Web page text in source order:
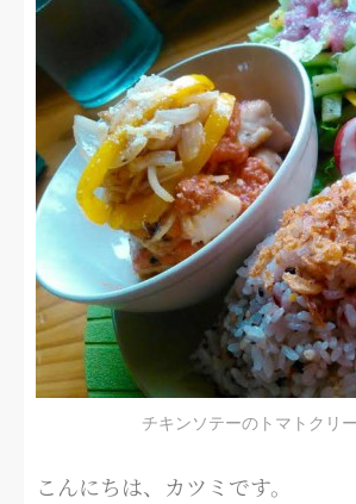
チキンソテーのトマトクリ
こんにちは、カツミです。